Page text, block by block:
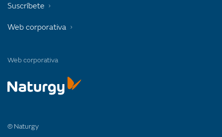
Web corporativa
© Naturgy
Suscríbete
Web corporativa